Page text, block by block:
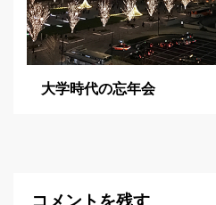
大学時代の忘年会